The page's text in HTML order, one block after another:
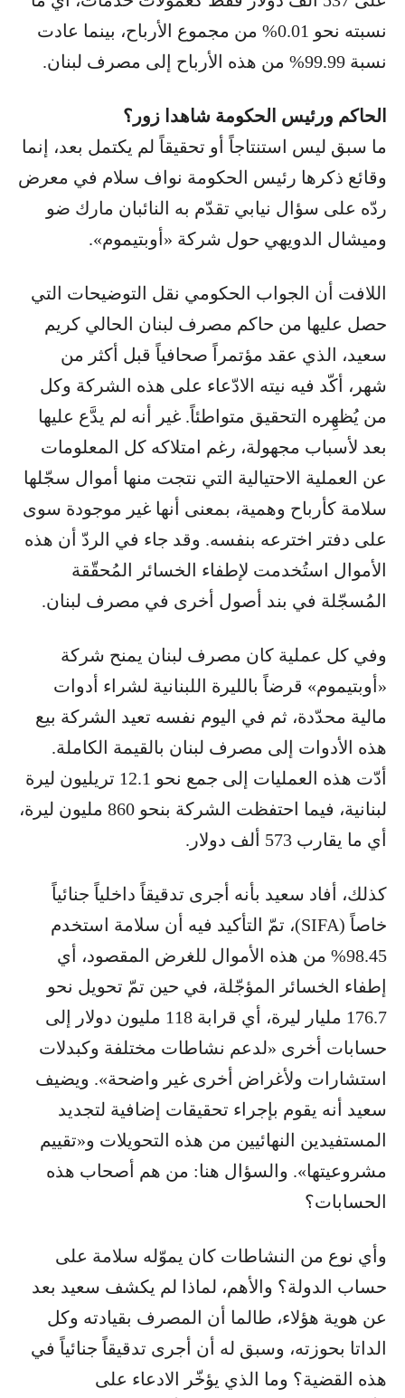
نسبته نحو 0.01% من مجموع الأرباح، بينما عادت
نسبة 99.99% من هذه الأرباح إلى مصرف لبنان.
الحاكم ورئيس الحكومة شاهدا زور؟
ما سبق ليس استنتاجاً أو تحقيقاً لم يكتمل بعد، إنما
وقائع ذكرها رئيس الحكومة نواف سلام في معرض
ردّه على سؤال نيابي تقدّم به النائبان مارك ضو
وميشال الدويهي حول شركة «أوبتيموم».
اللافت أن الجواب الحكومي نقل التوضيحات التي
حصل عليها من حاكم مصرف لبنان الحالي كريم
سعيد، الذي عقد مؤتمراً صحافياً قبل أكثر من
شهر، أكّد فيه نيته الادّعاء على هذه الشركة وكل
من يُظهِره التحقيق متواطئاً. غير أنه لم يدَّع عليها
بعد لأسباب مجهولة، رغم امتلاكه كل المعلومات
عن العملية الاحتيالية التي نتجت منها أموال سجّلها
سلامة كأرباح وهمية، بمعنى أنها غير موجودة سوى
على دفتر اخترعه بنفسه. وقد جاء في الردّ أن هذه
الأموال استُخدمت لإطفاء الخسائر المُحقّقة
المُسجّلة في بند أصول أخرى في مصرف لبنان.
وفي كل عملية كان مصرف لبنان يمنح شركة
«أوبتيموم» قرضاً بالليرة اللبنانية لشراء أدوات
مالية محدّدة، ثم في اليوم نفسه تعيد الشركة بيع
هذه الأدوات إلى مصرف لبنان بالقيمة الكاملة.
أدّت هذه العمليات إلى جمع نحو 12.1 تريليون ليرة
لبنانية، فيما احتفظت الشركة بنحو 860 مليون ليرة،
أي ما يقارب 573 ألف دولار.
كذلك، أفاد سعيد بأنه أجرى تدقيقاً داخلياً جنائياً
خاصاً (SIFA)، تمّ التأكيد فيه أن سلامة استخدم
98.45% من هذه الأموال للغرض المقصود، أي
إطفاء الخسائر المؤجّلة، في حين تمّ تحويل نحو
176.7 مليار ليرة، أي قرابة 118 مليون دولار إلى
حسابات أخرى «لدعم نشاطات مختلفة وكبدلات
استشارات ولأغراض أخرى غير واضحة». ويضيف
سعيد أنه يقوم بإجراء تحقيقات إضافية لتجديد
المستفيدين النهائيين من هذه التحويلات و«تقييم
مشروعيتها». والسؤال هنا: من هم أصحاب هذه
الحسابات؟
وأي نوع من النشاطات كان يموّله سلامة على
حساب الدولة؟ والأهم، لماذا لم يكشف سعيد بعد
عن هوية هؤلاء، طالما أن المصرف بقيادته وكل
الداتا بحوزته، وسبق له أن أجرى تدقيقاً جنائياً في
هذه القضية؟ وما الذي يؤخّر الادعاء على